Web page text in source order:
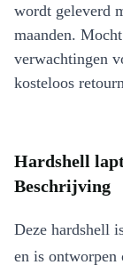
wordt geleverd
maanden.
verwachtingen
kosteloos
Hardshell
Beschrijving
Deze hardshell
en is ontworpen